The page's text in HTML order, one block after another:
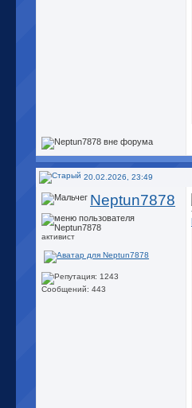
20.02.2026, 23:49
Neptun7878
активист
Сообщений: 443